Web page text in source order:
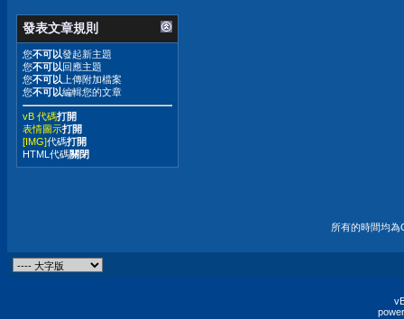
發表文章規則
您不可以發起新主題
您不可以 回應主題
您不可以 上傳附加檔案
您不可以編輯您的文章
vB 代碼打開
表情圖示打開
[IMG]代碼打開
HTML代碼關閉
所有的時間均為